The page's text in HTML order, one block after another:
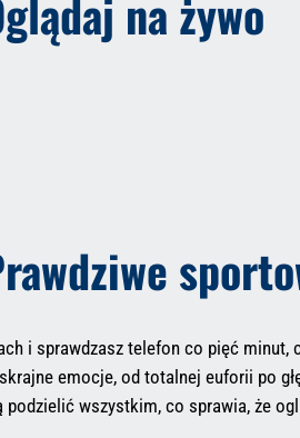
na żywo
i sprawdzasz telefon co pięć minut,
emocje, od totalnej euforii po
wszystkim, co sprawia, że